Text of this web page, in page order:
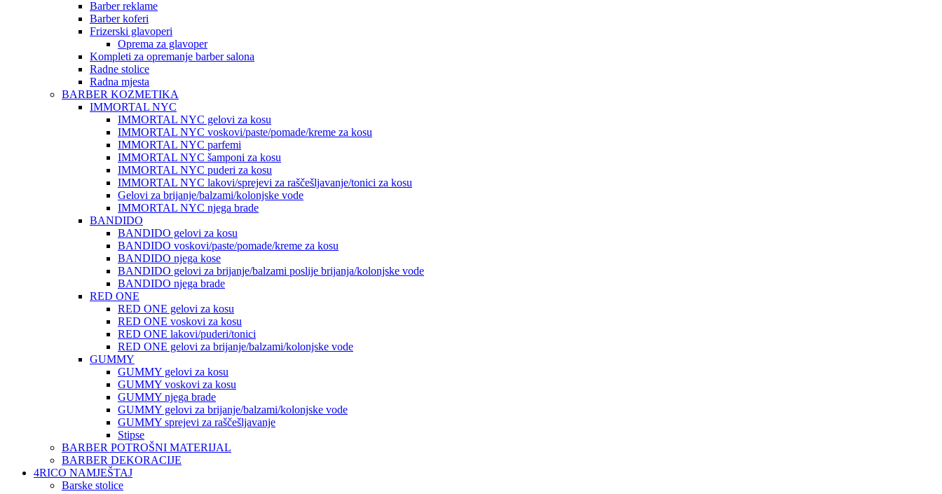
Barber reklame
Barber koferi
Frizerski glavoperi
Oprema za glavoper
Kompleti za opremanje barber salona
Radne stolice
Radna mjesta
BARBER KOZMETIKA
IMMORTAL NYC
IMMORTAL NYC gelovi za kosu
IMMORTAL NYC voskovi/paste/pomade/kreme za kosu
IMMORTAL NYC parfemi
IMMORTAL NYC šamponi za kosu
IMMORTAL NYC puderi za kosu
IMMORTAL NYC lakovi/sprejevi za raščešljavanje/tonici za kosu
Gelovi za brijanje/balzami/kolonjske vode
IMMORTAL NYC njega brade
BANDIDO
BANDIDO gelovi za kosu
BANDIDO voskovi/paste/pomade/kreme za kosu
BANDIDO njega kose
BANDIDO gelovi za brijanje/balzami poslije brijanja/kolonjske vode
BANDIDO njega brade
RED ONE
RED ONE gelovi za kosu
RED ONE voskovi za kosu
RED ONE lakovi/puderi/tonici
RED ONE gelovi za brijanje/balzami/kolonjske vode
GUMMY
GUMMY gelovi za kosu
GUMMY voskovi za kosu
GUMMY njega brade
GUMMY gelovi za brijanje/balzami/kolonjske vode
GUMMY sprejevi za raščešljavanje
Stipse
BARBER POTROŠNI MATERIJAL
BARBER DEKORACIJE
4RICO NAMJEŠTAJ
Barske stolice